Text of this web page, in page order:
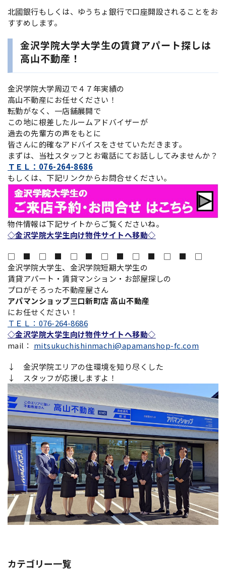
北國銀行もしくは、ゆうちょ銀行で口座開設されることをお
すすめします。
金沢学院大学大学生の賃貸アパート探しは
高山不動産！
金沢学院大学周辺で４７年実績の
高山不動産にお任せください！
転勤がなく、一店舗展開で
この地に根差したルームアドバイザーが
過去の先輩方の声をもとに
皆さんに的確なアドバイスをさせていただきます。
まずは、当社スタッフとお電話にてお話ししてみませんか？
ＴＥＬ：076-264-8686
もしくは、下記リンクからお問合せください。
物件情報は下記サイトからご覧くださいね。
◇金沢学院大学生向け物件サイトへ移動◇
□ ■ □ ■ □ ■ □ ■ □ ■ □ ■ □
金沢学院大学生、金沢学院短期大学生の
賃貸アパート・賃貸マンション・お部屋探しの
プロがそろった不動産屋さん
アパマンショップ三口新町店 高山不動産
にお任せください！
ＴＥＬ：076-264-8686
◇金沢学院大学生向け物件サイトへ移動◇
mail： mitsukuchishinmachi@apamanshop-fc.com
↓ 金沢学院エリアの住環境を知り尽くした
↓ スタッフが応援しますよ！
カテゴリー一覧